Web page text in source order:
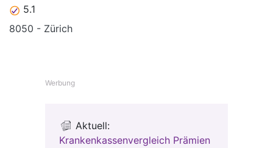
5.1
8050 - Zürich
Werbung
Aktuell:
Krankenkassenvergleich Prämien